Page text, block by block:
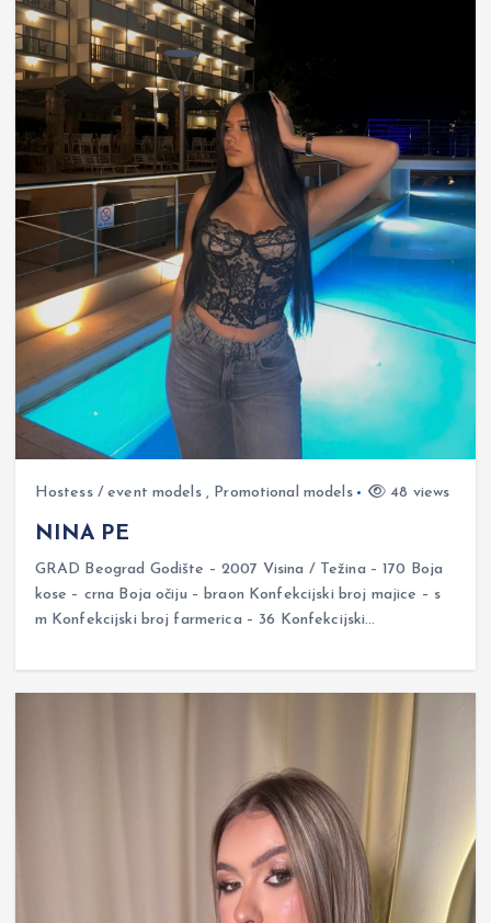
Hostess / event models, Promotional models 48 views
NINA PE
GRAD Beograd Godište – 2007 Visina / Težina – 170 Boja
kose – crna Boja očiju – braon Konfekcijski broj majice – s
m Konfekcijski broj farmerica – 36 Konfekcijski…